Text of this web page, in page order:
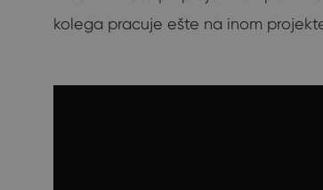
kolega pracuje ešte na inom